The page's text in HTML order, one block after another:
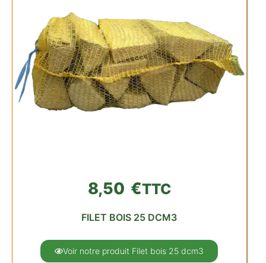
8,50 €TTC
FILET BOIS 25 DCM3
Voir notre produit Filet bois 25 dcm3